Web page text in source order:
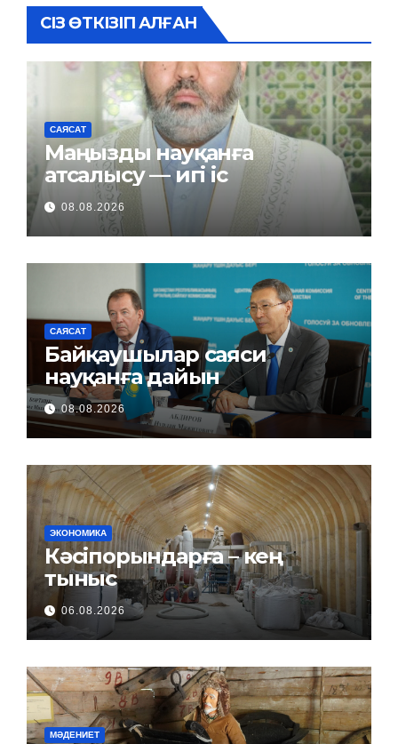
СІЗ ӨТКІЗІП АЛҒАН
САЯСАТ
Маңызды науқанға
атсалысу — игі іс
08.08.2026
САЯСАТ
Байқаушылар саяси
науқанға дайын
08.08.2026
ЭКОНОМИКА
Кәсіпорындарға – кең
тыныс
06.08.2026
МӘДЕНИЕТ